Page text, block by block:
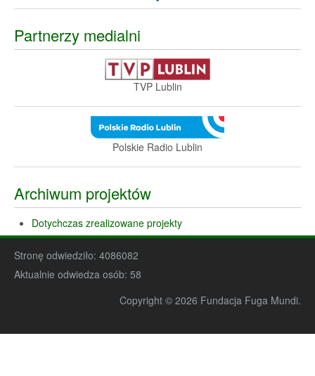
Partnerzy medialni
TVP Lublin
Polskie Radio Lublin
Archiwum projektów
Dotychczas zrealizowane projekty
Stronę odwiedziło: 4086082
Aktualnie odwiedza osób: 58
Copyright © 2026 Fundacja Fuga Mundi.